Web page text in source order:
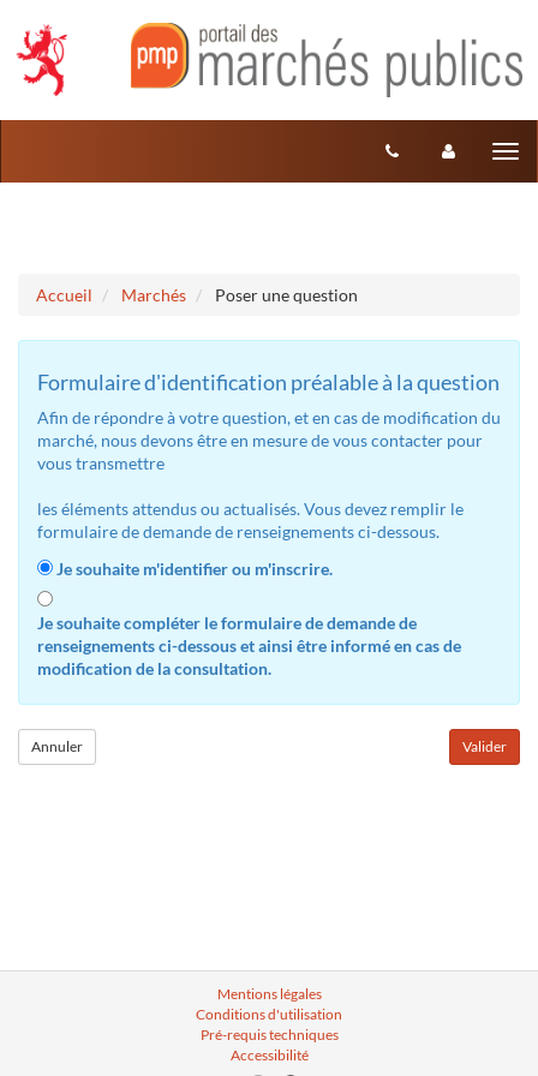
Accueil Marchés Poser une question
Formulaire d'identification préalable à la question
Afin de répondre à votre question, et en cas de modification du
marché, nous devons être en mesure de vous contacter pour
vous transmettre
les éléments attendus ou actualisés. Vous devez remplir le
formulaire de demande de renseignements ci-dessous.
Je souhaite m'identifier ou m'inscrire.
Je souhaite compléter le formulaire de demande de
renseignements ci-dessous et ainsi être informé en cas de
modification de la consultation.
Mentions légales
Conditions d'utilisation
Pré-requis techniques
Accessibilité